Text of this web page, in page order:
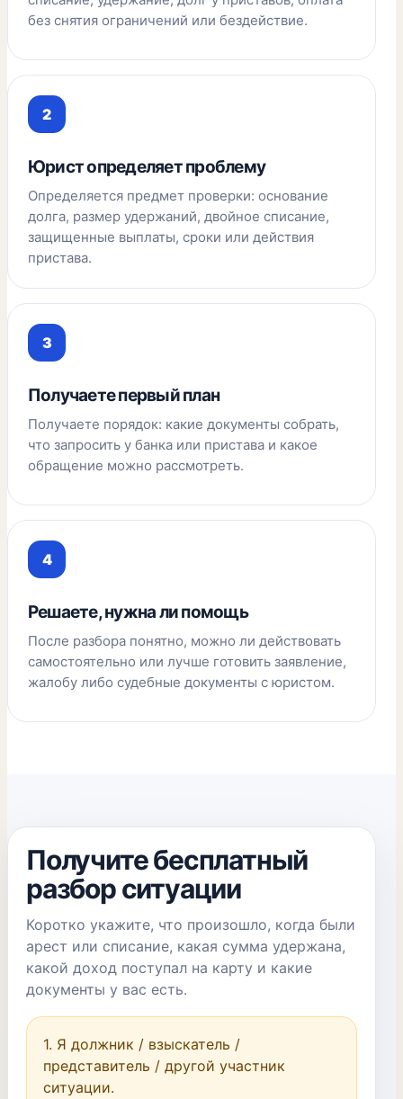
без снятия ограничений или бездействие.
Юрист определяет проблему
Определяется предмет проверки: основание
долга, размер удержаний, двойное списание,
защищенные выплаты, сроки или действия
пристава.
Получаете первый план
Получаете порядок: какие документы собрать,
что запросить у банка или пристава и какое
обращение можно рассмотреть.
Решаете, нужна ли помощь
После разбора понятно, можно ли действовать
самостоятельно или лучше готовить заявление,
жалобу либо судебные документы с юристом.
Получите бесплатный
разбор ситуации
Коротко укажите, что произошло, когда были
арест или списание, какая сумма удержана,
какой доход поступал на карту и какие
документы у вас есть.
1. Я должник / взыскатель /
представитель / другой участник
ситуации.